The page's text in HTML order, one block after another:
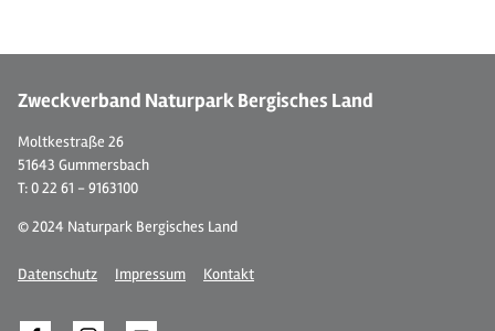
Zweckverband Naturpark Bergisches Land
Moltkestraße 26
51643 Gummersbach
T: 0 22 61 - 9163100
© 2024 Naturpark Bergisches Land
Datenschutz Impressum Kontakt